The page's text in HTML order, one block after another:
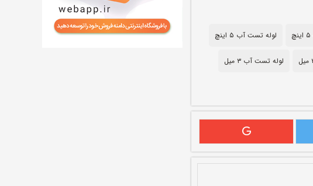
لوله تست آب ۵ اینچ
لوله تست آب ۳ میل